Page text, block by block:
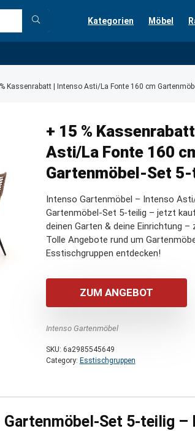
Kategorien Möbel
Kassenrabatt | Intenso Asti/La Fonte 160 cm
+ 15 %
Asti/La Fonte 160
Gartenmöbel-Set
Intenso Gartenmöbel – Intenso
Gartenmöbel-Set 5-teilig – jetzt
deinen Garten & deine Einrichtung –
Tolle Angebote rund um
Esstischgruppen entdecken!
ZUM ANGEBOT
Intenso Gartenmöbel
SKU: 6a2985545649
Category: Esstischgruppen
Gartenmöbel-Set 5-teilig